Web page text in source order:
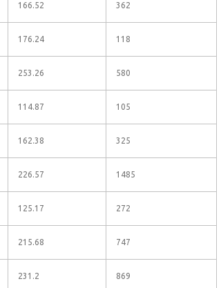
166.52 362
176.24 118
253.26 580
114.87 105
162.38 325
226.57 1485
125.17 272
215.68 747
231.2 869